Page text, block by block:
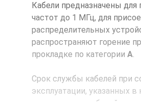
Кабели предназначены для
частот до 1 МГц, для
распределительных
распространяют горение
прокладке по категории А.
Срок службы кабелей при
эксплуатации, указанных
изготовления кабелей.